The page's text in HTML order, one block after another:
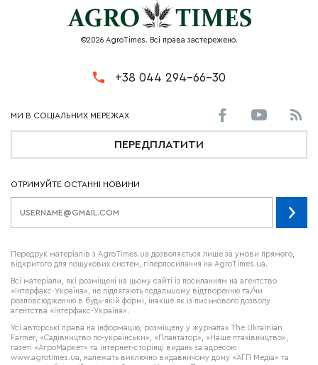
©2026 AgroTimes. Всі права застережено.
+38 044 294-66-30
ПЕРЕДПЛАТИТИ
ОТРИМУЙТЕ ОСТАННІ НОВИНИ
Передрук матеріалів з AgroTimes.ua дозволяється лише за умови прямого,
відкритого для пошукових систем, гіперпосилання на AgroTimes.ua.
Всі матеріали, які розміщені на цьому сайті із посиланням на агентство
«Інтерфакс-Україна», не підлягають подальшому відтворенню та/чи
розповсюдженню в будь-якій формі, інакше як із письмового дозволу
агентства «Інтерфакс-Україна».
Усі авторські права на інформацію, розміщену у журналах
The Ukrainian
Farmer, «Садівництво по-українськи», «Плантатор», «Наше птахівництво»,
газеті «АгроМаркет» та інтернет-сторінці видань за адресою
www.agrotimes.ua, належать виключно видавничому дому «АГП Медіа» та